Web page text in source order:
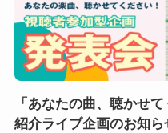
「あなたの曲、聴かせ
紹介ライブ企画のお知ら